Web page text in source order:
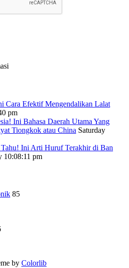
Cara Efektif Mengendalikan Lalat
pm
Ini Bahasa Daerah Utama Yang
Tiongkok atau China Saturday
Ini Arti Huruf Terakhir di Ban
10:08:11 pm
85
by Colorlib